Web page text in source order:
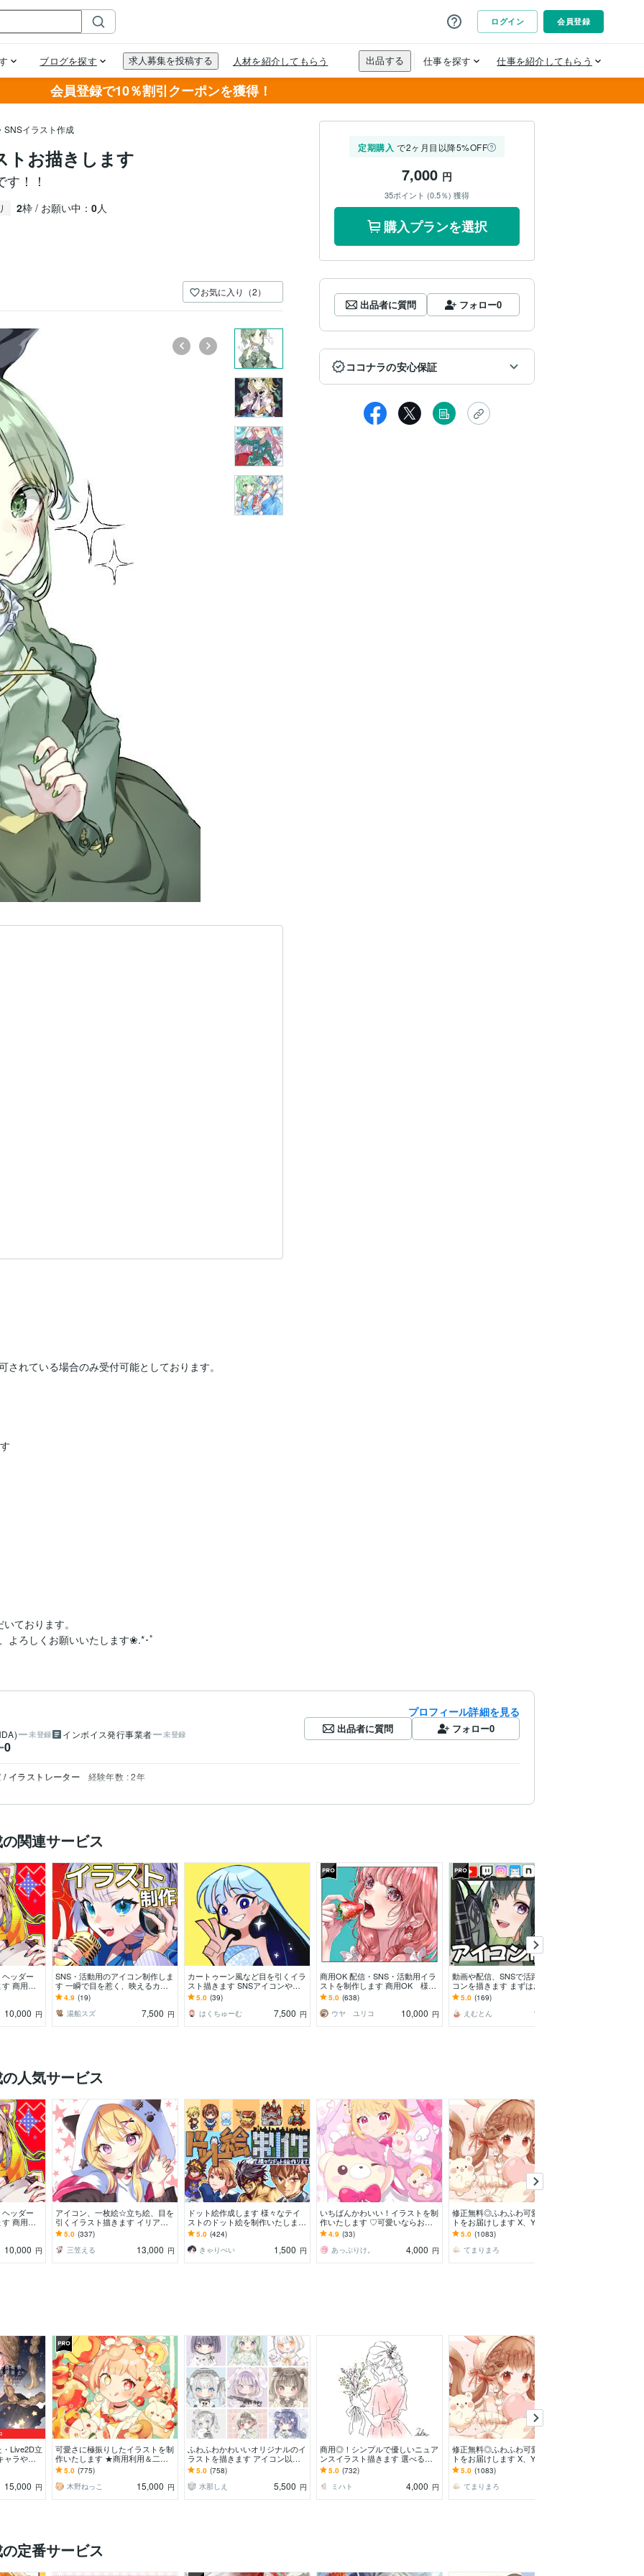
会員登録で10％割引クーポンを獲得！
SNSイラスト作成
トお描きします
！！
2枠 / お願い中： 0人
お気に入り（2）
れている場合のみ受付可能としております。
ております。
よろしくお願いいたします❀.*･ﾟ
定期購入 で2ヶ月目以降5%OFF
7,000 円
35ポイント (0.5％) 獲得
購入プランを選択
出品者に質問 フォロー0
ココナラの安心保証
未登録 インボイス発行事業者 未登録
0
プロフィール詳細を見る
出品者に質問 フォロー0
イラストレーター 経験年数 : 2年
関連サービス
ッダー
商用
10,000 円
SNS・活動用のアイコン制作しま
す 一瞬で目を惹く、映えるカッ
コ可愛いビジュアル
4.9 (19)
湯船スズ
7,500 円
カートゥーン風など目を引くイラ
スト描きます SNSアイコンや記
念イラスト、立ち絵、キャラデザ
におすすめ！
5.0 (39)
はくちゅーむ
7,500 円
商用OK 配信・SNS・活動用イラ
ストを制作します 商用OK 様々
なタッチで理想通りのアイコンお
描きいたします。
5.0 (638)
ウヤ ユリコ
10,000 円
動画や配信、SNSで活躍するアイ
コンを描きます まずはお気軽に
ご相談下さい。歴10年のプロが本
気で描きます！
5.0 (169)
えむとん
10,000
人気サービス
ッダー
商用
10,000 円
アイコン、一枚絵☆立ち絵、目を
引くイラスト描きます イリア
ム、サムネ、live2D、YouTube、
歌ってみたも
5.0 (337)
三笠える
13,000 円
ドット絵作成します 様々なテイ
ストのドット絵を制作いたしま
す。
5.0 (424)
きゃりぺい
1,500 円
いちばんかわいい！イラストを制
作いたします ♡可愛いならおま
かせ！なんでも可愛くしちゃいま
すー！✨
4.9 (33)
あっぷりけ。
4,000 円
修正無料◎ふわふわ可愛いイラス
トをお届けします X、YouTube、
グッズなど様々な用途で使用可能
です◎
5.0 (1083)
てまりまろ
Live2D立
ラや配
15,000 円
可愛さに極振りしたイラストを制
作いたします ★商用利用＆二次
利用込み！ミニキャラは小物２点
まで無料！★
5.0 (775)
木野ねっこ
15,000 円
ふわふわかわいいオリジナルのイ
ラストを描きます アイコン以外
のイラストも可能です◎ お気軽
にご相談ください！
5.0 (758)
水那しえ
5,500 円
商用◎！シンプルで優しいニュア
ンスイラスト描きます 選べるイ
ラストタッチ！オプションでサイ
ンなしやグッズ販売も◎
5.0 (732)
ミハト
4,000 円
修正無料◎ふわふわ可愛いイラス
トをお届けします X、YouTube、
グッズなど様々な用途で使用可能
です◎
5.0 (1083)
てまりまろ
定番サービス